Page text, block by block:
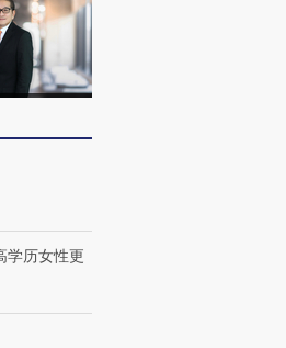
种
三对
CFO：不靠规模取胜，华
住三大增长引擎是什么？
学历女性更